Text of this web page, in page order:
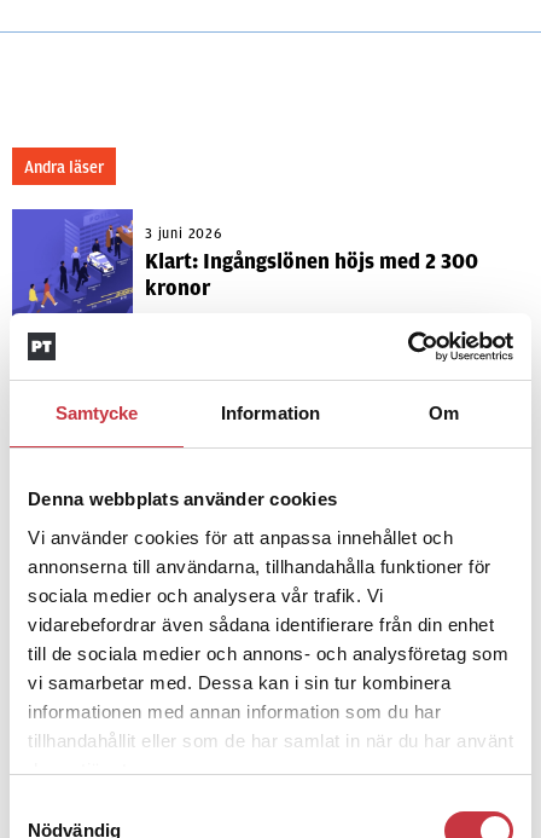
Samtycke Information Om
Denna webbplats använder cookies
Vi använder cookies för att anpassa innehållet och
annonserna till användarna, tillhandahålla funktioner för
sociala medier och analysera vår trafik. Vi
vidarebefordrar även sådana identifierare från din enhet
till de sociala medier och annons- och analysföretag som
vi samarbetar med. Dessa kan i sin tur kombinera
informationen med annan information som du har
tillhandahållit eller som de har samlat in när du har använt
deras tjänster.
Nödvändig
Andra läser
3 juni 2026
Klart: Ingångslönen höjs med 2 300
kronor
polisaspiranter underkänns på
godtyckliga grunder
1 juni 2026
Jens Mårtensson:Snart 20 år i tjänst
– nu ska han lära sig grunderna
4 juni 2026
Polisregionen erkänner fel: ”Kommer
att rättas till”